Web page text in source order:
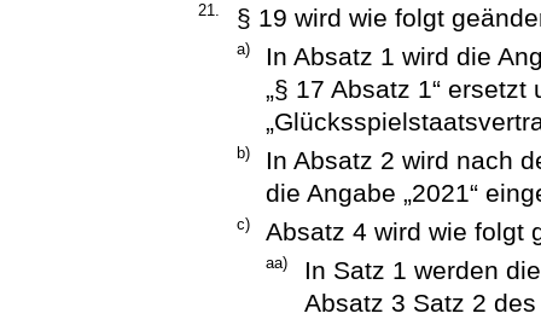
21. § 19 wird wie folgt
a)
In Absatz 1 wird die
„§ 17 Absatz 1“
b)
In Absatz 2 wird nach
die Angabe „2021“
c) Absatz 4 wird wie folgt
aa)
In Satz 1 werden
Absatz 3 Satz 2